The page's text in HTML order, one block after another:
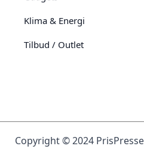
Klima & Energi
Tilbud / Outlet
Copyright © 2024